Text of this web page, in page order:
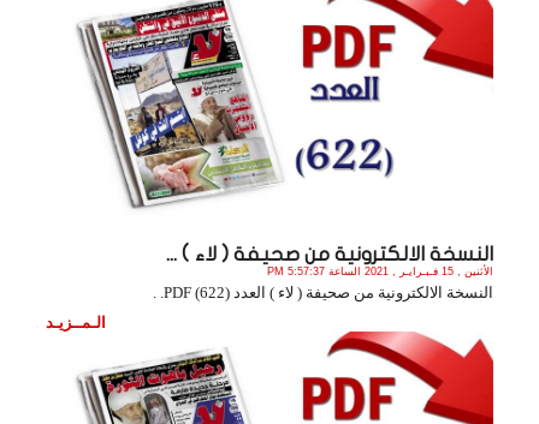
النسخة الالكترونية من صحيفة ( لاء ) ...
الأثنين , 15 فـبـرايـر , 2021 الساعة 5:57:37 PM
النسخة الالكترونية من صحيفة ( لاء ) العدد (622) PDF. .
الـمــزيـد